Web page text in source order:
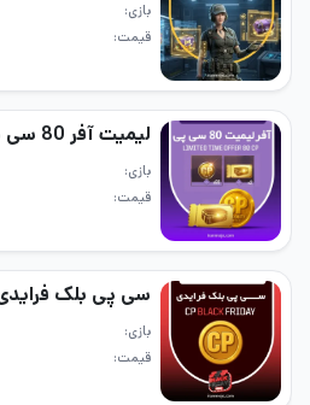
بازی
قیمت
لیمیت آفر 80 سی پی + 2 کارت طلایی
بازی
قیمت
سی پی بلک
بازی
قیمت